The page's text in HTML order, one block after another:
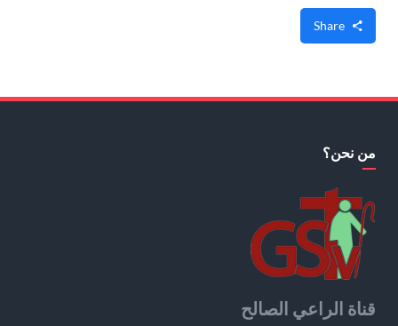
من نحن؟
قناة الراعي الصالح